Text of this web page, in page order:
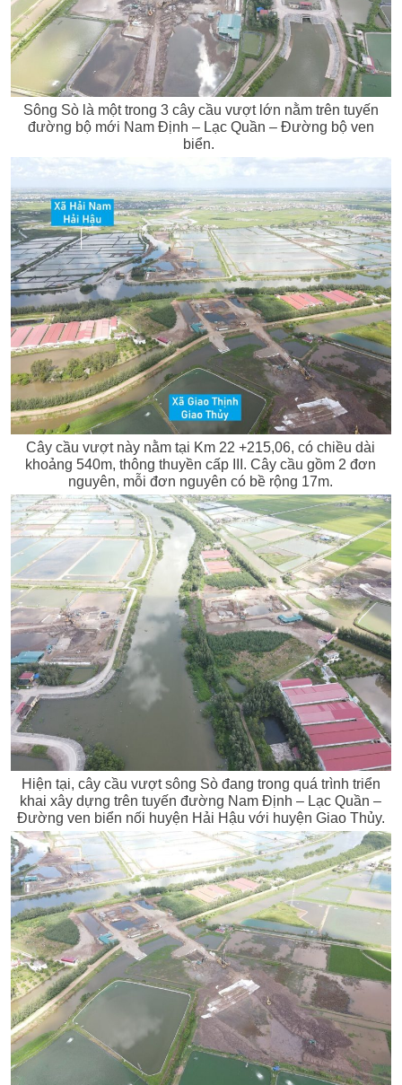
Sông Sò là một trong 3 cây cầu vượt lớn nằm trên tuyến
đường bộ mới Nam Định – Lạc Quần – Đường bộ ven
biển.
Cây cầu vượt này nằm tại Km 22 +215,06, có chiều dài
khoảng 540m, thông thuyền cấp III. Cây cầu gồm 2 đơn
nguyên, mỗi đơn nguyên có bề rộng 17m.
Hiện tại, cây cầu vượt sông Sò đang trong quá trình triển
khai xây dựng trên tuyến đường Nam Định – Lạc Quần –
Đường ven biển nối huyện Hải Hậu với huyện Giao Thủy.